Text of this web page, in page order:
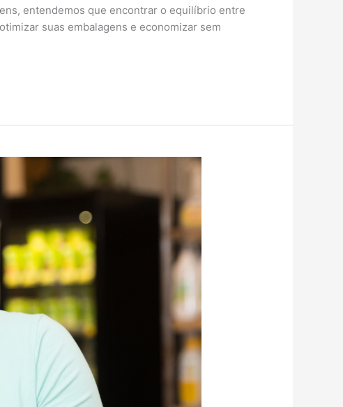
entendemos que encontrar o equilíbrio entre
suas embalagens e economizar sem